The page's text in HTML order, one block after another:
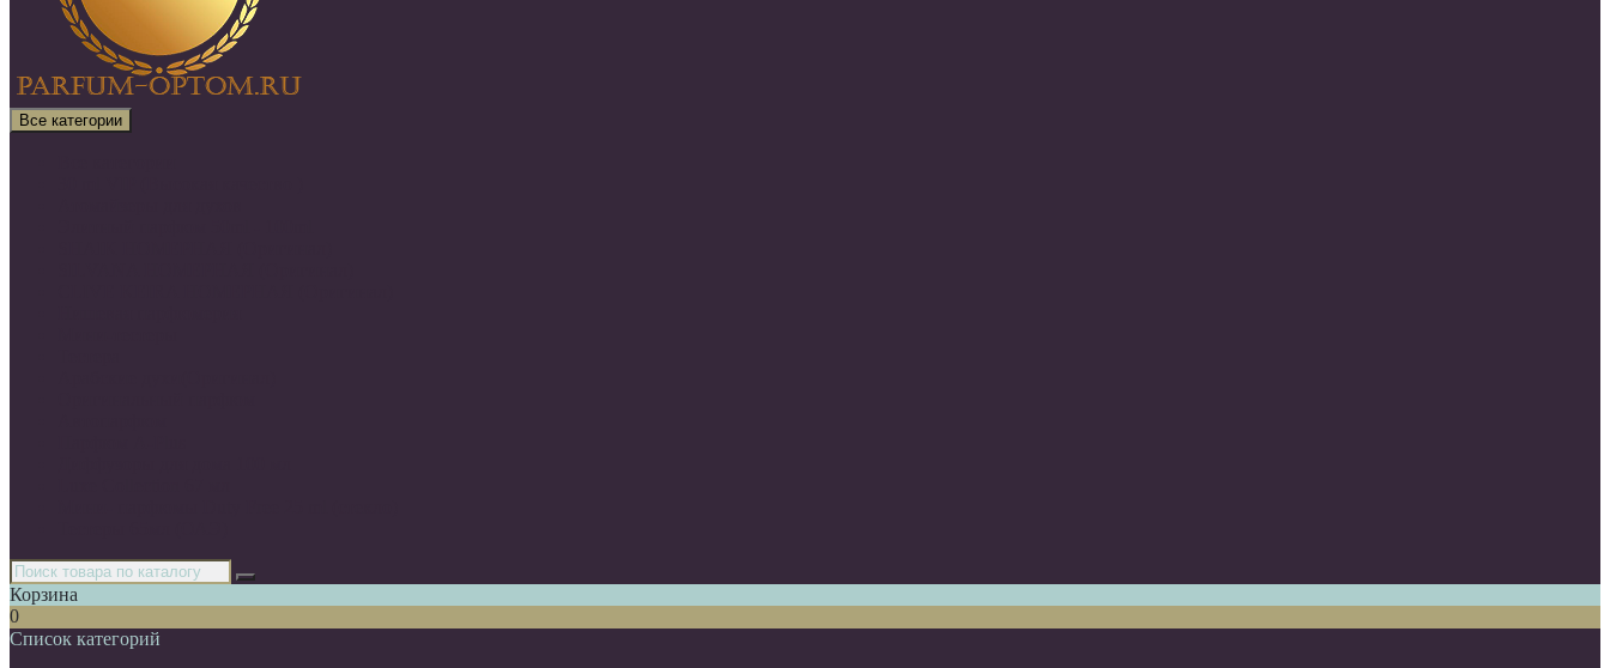
Все категории
Корзина
0
Список категорий